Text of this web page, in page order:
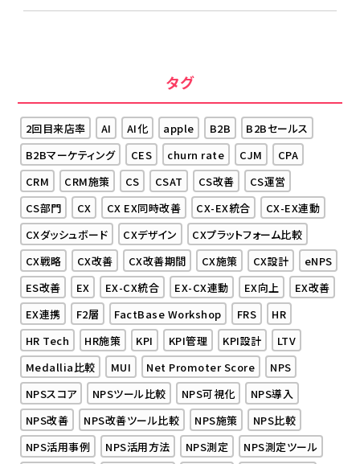
タグ
2回目来店率 AI AI化 apple B2B
B2Bセールス
B2Bマーケティング
CES churn rate CJM
CPA
CRM
CRM施策 CS CSAT CS改善
CS運営
CS部門
CX CX EX同時改善 CX-EX統合
CX-EX連動
CXダッシュボード
CXデザイン
CXプラットフォーム比較
CX戦略
CX改善 CX改善期間 CX施策 CX設計
eNPS
ES改善
EX EX-CX統合 EX-CX連動 EX向上
EX改善
EX連携
F2層 FactBase Workshop FRS
HR
HR Tech
HR施策 KPI KPI管理 KPI設計
LTV
Medallia比較
MUI Net Promoter Score
NPS
NPSスコア
NPSツール比較 NPS可視化
NPS導入
NPS改善
NPS改善ツール比較 NPS施策
NPS比較
NPS活用事例
NPS活用方法 NPS測定
NPS測定ツール